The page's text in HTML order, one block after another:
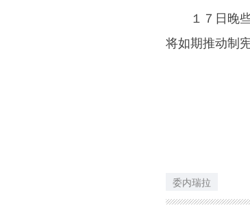
１７日晚些
将如期推动制
委内瑞拉